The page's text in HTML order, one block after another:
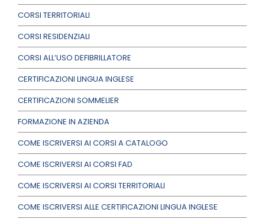
CORSI TERRITORIALI
CORSI RESIDENZIALI
CORSI ALL’USO DEFIBRILLATORE
CERTIFICAZIONI LINGUA INGLESE
CERTIFICAZIONI SOMMELIER
FORMAZIONE IN AZIENDA
COME ISCRIVERSI AI CORSI A CATALOGO
COME ISCRIVERSI AI CORSI FAD
COME ISCRIVERSI AI CORSI TERRITORIALI
COME ISCRIVERSI ALLE CERTIFICAZIONI LINGUA INGLESE